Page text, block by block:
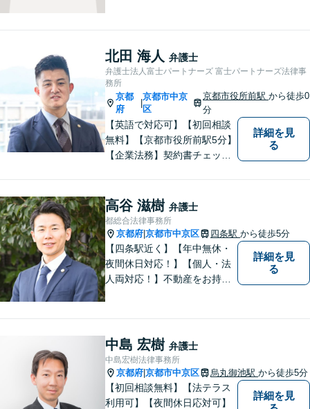
抱えるお気持ちやご希望をぜ
ひお聞かせください！
北田 海人 弁護士
弁護士法人富士パートナーズ 富士パートナーズ法律事
務所
京都
府
京都市中京
区
京都市役所前駅から徒歩0
分
【英語で対応可】【初回相談
無料】【京都市役所前駅5分】
【企業法務】契約書チェッ
導、フリーランス・スタート
アップ支援など、幅広いご相
談に対応【税務訴訟】税務調
査対応、タックスプランニン
グなど。
詳細を見
る
高谷 滋樹 弁護士
都総合法律事務所
京都府 京都市中京区 四条駅 から徒歩5分
【四条駅近く】【年中無休・
夜間休日対応！】【個人・法
人両対応！】不動産をお持ち
【24時間予約受付】【出張相
談可能】【弁護士保険（特
約）全社対応いたします】
詳細を見
る
中島 宏樹 弁護士
中島宏樹法律事務所
京都府 京都市中京区 烏丸御池駅 から徒歩5分
【初回相談無料】【法テラス
利用可】【夜間休日応対可】
詳細を見